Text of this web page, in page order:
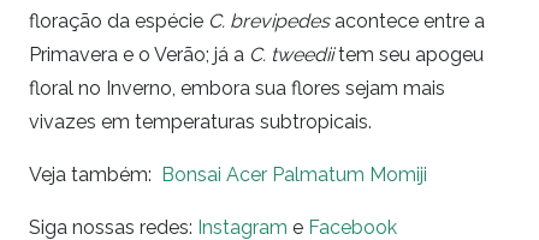
floração da espécie C. brevipedesacontece entre a
Primavera e o Verão; já a C. tweediitem seu apogeu
floral no Inverno, embora sua flores sejam mais
vivazes em temperaturas subtropicais.
Veja também: Bonsai Acer Palmatum Momiji
Siga nossas redes: Instagram e Facebook